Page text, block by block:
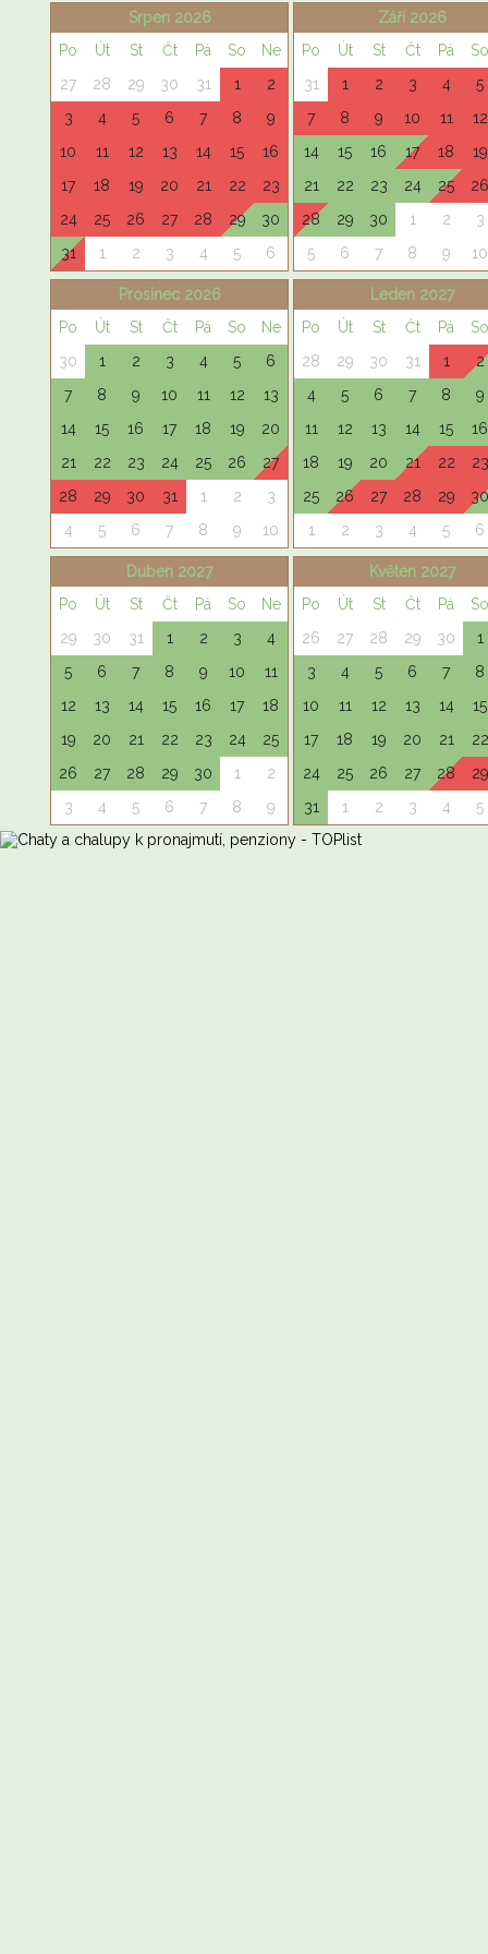
Srpen 2026
Po
Út St Čt Pá So
Ne
27
28 29 30 31 1
2
3
4 5 6 7 8
9
10
11 12 13 14 15
16
17
18 19 20 21 22
23
24
25 26 27 28 29
30
31
1 2 3 4 5 6
Září 2026
Po
Út St Čt Pá
So
31
1 2 3 4
5
7
8 9 10 11
12
14
15 16 17 18
19
21
22 23 24 25
26
28
29 30 1 2
3
5
6 7 8 9 10
Prosinec 2026
Po
Út St Čt Pá So
Ne
30
1 2 3 4 5
6
7
8 9 10 11 12
13
14
15 16 17 18 19
20
21
22 23 24 25 26
27
28
29 30 31 1 2
3
4
5 6 7 8 9 10
Leden 2027
Po
Út St Čt Pá
So
28
29 30 31 1
2
4
5 6 7 8
9
11
12 13 14 15
16
18
19 20 21 22
23
25
26 27 28 29
30
1
2 3 4 5 6
Duben 2027
Po
Út St Čt Pá So
Ne
29
30 31 1 2 3
4
5
6 7 8 9 10
11
12
13 14 15 16 17
18
19
20 21 22 23 24
25
26
27 28 29 30 1
2
3
4 5 6 7 8 9
Květen 2027
Po
Út St Čt Pá
So
26
27 28 29 30
1
3
4 5 6 7
8
10
11 12 13 14
15
17
18 19 20 21
22
24
25 26 27 28
29
31
1 2 3 4 5